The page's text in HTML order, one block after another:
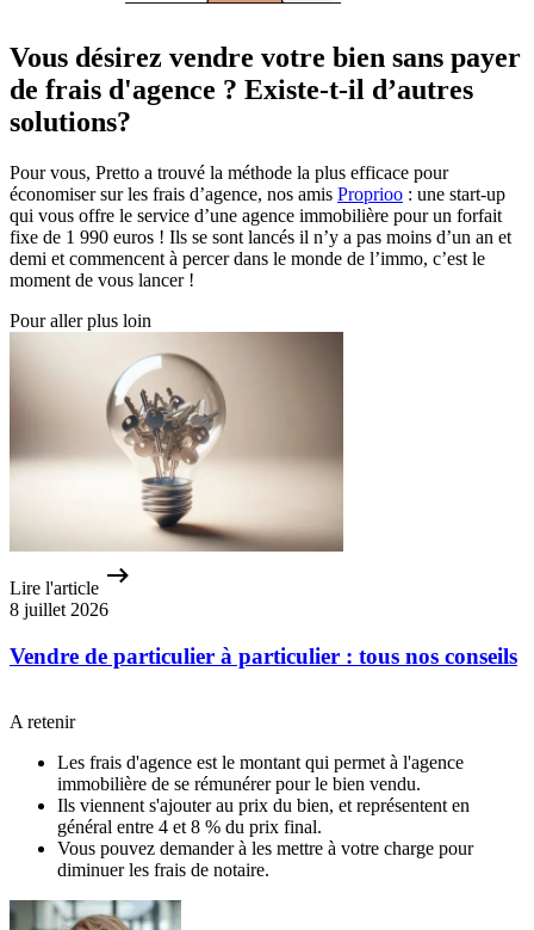
Vous désirez vendre votre bien sans payer
de frais d'agence ? Existe-t-il d’autres
solutions?
Pour vous, Pretto a trouvé la méthode la plus efficace pour
économiser sur les frais d’agence, nos amis Proprioo : une start-up
qui vous offre le service d’une agence immobilière pour un forfait
fixe de 1 990 euros ! Ils se sont lancés il n’y a pas moins d’un an et
demi et commencent à percer dans le monde de l’immo, c’est le
moment de vous lancer !
Pour aller plus loin
Lire l'article
8 juillet 2026
Vendre de particulier à particulier : tous nos conseils
A retenir
Les frais d'agence est le montant qui permet à l'agence
immobilière de se rémunérer pour le bien vendu.
Ils viennent s'ajouter au prix du bien, et représentent en
général entre 4 et 8 % du prix final.
Vous pouvez demander à les mettre à votre charge pour
diminuer les frais de notaire.